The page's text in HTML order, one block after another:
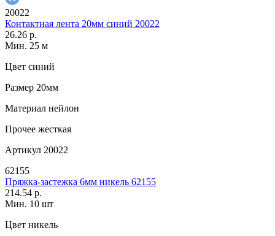
20022
Контактная лента 20мм синий 20022
26.26 р.
Мин. 25 м
Цвет синий
Размер 20мм
Материал нейлон
Прочее жесткая
Артикул 20022
62155
Пряжка-застежка 6мм никель 62155
214.54 р.
Мин. 10 шт
Цвет никель